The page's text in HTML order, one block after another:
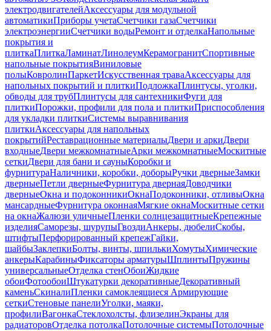
электродвигателейАксессуары для модульной
автоматикиПриборы учетаСчетчики газаСчетчики
электроэнергииСчетчики водыРемонт и отделкаНапольные
покрытия и
плиткаПлиткаЛаминатЛинолеумКерамогранитСпортивные
напольные покрытияВиниловые
полыКовролинПаркетИскусственная траваАксессуары для
напольных покрытий и плиткиПодложкаПлинтусы, уголки,
обводы для трубПлинтусы для сантехникиФуги для
плиткиПорожки, профили для пола и плиткиПриспособления
для укладки плиткиСистемы выравнивания
плиткиАксессуары для напольных
покрытийРеставрационные материалыДвери и аркиДвери
входныеДвери межкомнатныеАрки межкомнатныеМоскитные
сеткиДвери для бани и сауныКоробки и
фурнитураНаличники, коробки, доборыРучки дверныеЗамки
дверныеПетли дверныеФурнитура двернаяДоводчики
дверныеОкна и подоконникиОкнаПодоконники, отливыОкна
мансардныеФурнитура оконнаяМягкие окнаМоскитные сетки
на окнаЖалюзи уличныеПленки солнцезащитныеКрепежные
изделияСаморезы, шурупыГвоздиАнкеры, дюбелиСкобы,
штифтыПерфорированный крепежГайки,
шайбыЗаклепкиБолты, винты, шпилькиХомутыХимические
анкерыКарабиныФиксаторы арматурыШплинтыПружины
универсальныеОтделка стенОбоиЖидкие
обоиФотообоиШтукатурки декоративныеДекоративный
каменьСкиналиПленки самоклеящиеся Армирующие
сеткиСтеновые панелиУголки, маяки,
профилиВагонкаСтеклохолсты, флизелинЭкраны для
радиаторовОтделка потолкаПотолочные системыПотолочные